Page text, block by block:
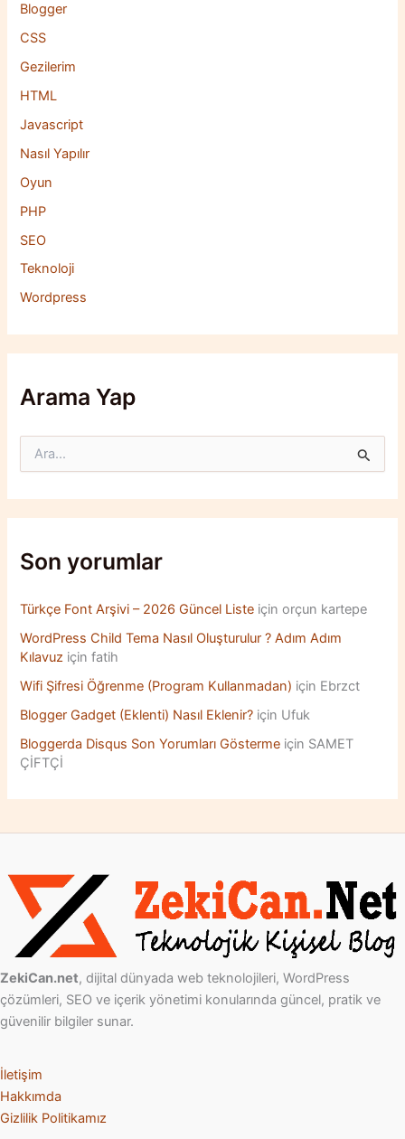
Blogger
CSS
Gezilerim
HTML
Javascript
Nasıl Yapılır
Oyun
PHP
SEO
Teknoloji
Wordpress
Arama Yap
r
c
f
o
:
Son yorumlar
Türkçe Font Arşivi – 2026 Güncel Liste içinorçun kartepe
WordPress Child Tema Nasıl Oluşturulur ? Adım Adım
Kılavuz içinfatih
Wifi Şifresi Öğrenme (Program Kullanmadan) için Ebrzct
Blogger Gadget (Eklenti) Nasıl Eklenir? için Ufuk
Bloggerda Disqus Son Yorumları Gösterme için SAMET
ÇİFTÇİ
ZekiCan.net, dijital dünyada web teknolojileri, WordPress
çözümleri, SEO ve içerik yönetimi konularında güncel, pratik ve
güvenilir bilgiler sunar.
İletişim
Hakkımda
Gizlilik Politikamız